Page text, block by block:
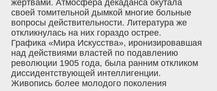
жертвами. Атмосфера декаданса окутала
своей томительной дымкой многие больные
вопросы действительности. Литература же
откликнулась на них гораздо острее.
Графика «Мира Искусства», иронизировавшая
над действиями властей по подавлению
революции 1905 года, была ранним откликом
диссидентствующей интеллигенции.
Живопись более молодого поколения